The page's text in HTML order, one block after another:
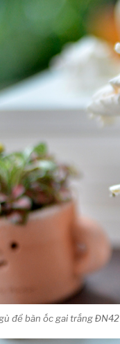
để bàn ốc gai trắng ĐN42